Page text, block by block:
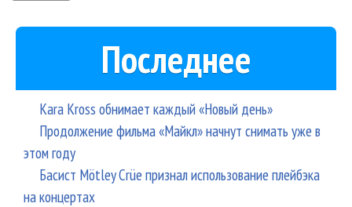
Последнее
Kara Kross обнимает каждый «Новый день»
Продолжение фильма «Майкл» начнут снимать уже в
этом году
Басист Mötley Crüe признал использование плейбэка
на концертах